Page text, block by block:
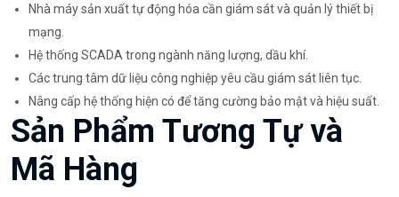
Nhà máy sản xuất tự động hóa cần giám sát và quản lý thiết bị
mạng.
Hệ thống SCADA trong ngành năng lượng, dầu khí.
Các trung tâm dữ liệu công nghiệp yêu cầu giám sát liên tục.
Nâng cấp hệ thống hiện có để tăng cường bảo mật và hiệu suất.
Sản Phẩm Tương Tự và
Mã Hàng